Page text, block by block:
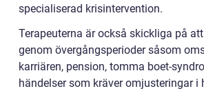
specialiserad krisintervention.
Terapeuterna är också skickliga på
genom övergångsperioder såsom
karriären, pension, tomma boet-
händelser som kräver omjusteringar i